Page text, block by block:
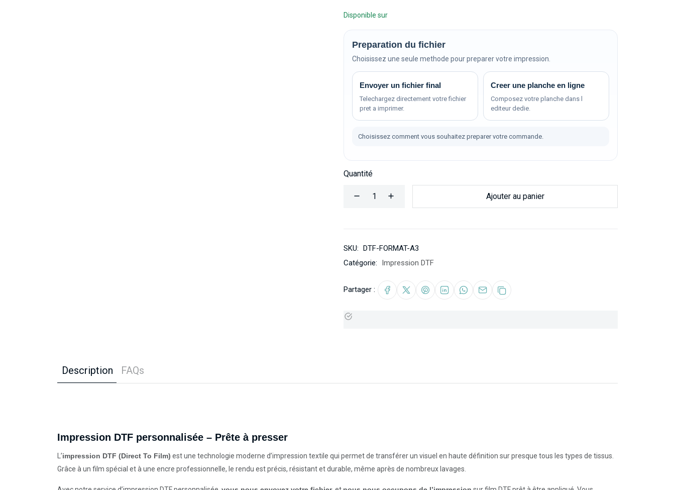
Disponible sur
Preparation du fichier
Choisissez une seule methode pour preparer votre impression.
Envoyer un fichier final
Telechargez directement votre fichier
pret a imprimer.
Creer une planche en ligne
Composez votre planche dans l
editeur dedie.
Choisissez comment vous souhaitez preparer votre commande.
Quantité
Ajouter au panier
SKU: DTF-FORMAT-A3
Catégorie:
Impression DTF
Partager :
Description FAQs
Impression DTF personnalisée – Prête à presser
L’impression DTF (Direct To Film) est une technologie moderne d’impression textile qui permet de transférer un visuel en haute définition sur presque tous les types de tissus.
Grâce à un film spécial et à une encre professionnelle, le rendu est précis, résistant et durable, même après de nombreux lavages.